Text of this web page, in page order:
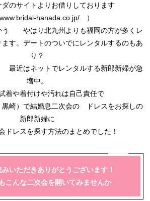
のサイトよりお借りしております
hanada.co.jp/ ）
う やはり北九州よりも福岡の方が多くレ
す。デートのついでにレンタルするのもあ
り？
近はネットでレンタルする新郎新婦が急
増中。
着や着付けや汚れは自己責任で
黒崎）で結婚息二次会の ドレスをお探しの
新郎新婦に
ドレスを探す方法のまとめでした！
いただきありがとうございます！
こんな二次会を開いてみませんか